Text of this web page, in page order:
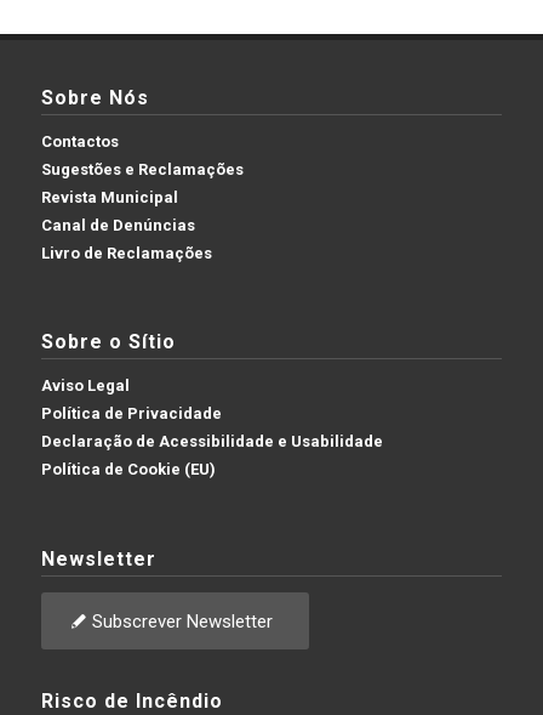
Sobre Nós
Contactos
Sugestões e Reclamações
Revista Municipal
Canal de Denúncias
Livro de Reclamações
Sobre o Sítio
Aviso Legal
Política de Privacidade
Declaração de Acessibilidade e Usabilidade
Política de Cookie (EU)
Newsletter
Subscrever Newsletter
Risco de Incêndio